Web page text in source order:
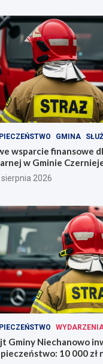
GMINA
wsparcie finansowe
w Gminie
sierpnia 2026
Gminy Niechanowo
10 000 zł